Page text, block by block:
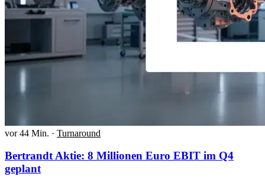
vor 44 Min. · Turnaround
Bertrandt Aktie: 8 Millionen Euro EBIT im Q4
geplant